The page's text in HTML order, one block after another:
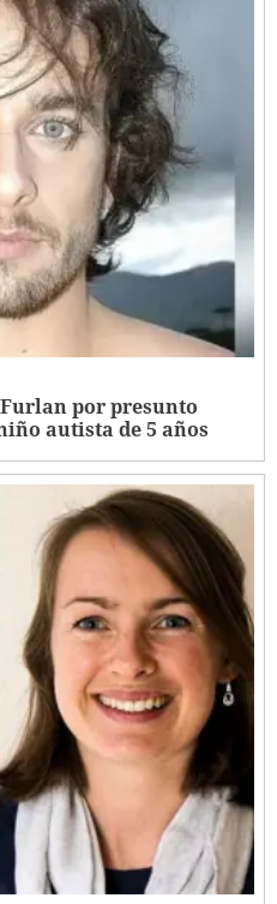
por presunto
autista de 5 años